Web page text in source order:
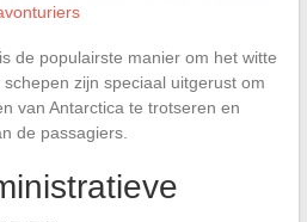
de populairste manier om het witte
zijn speciaal uitgerust om
van Antarctica te trotseren en
de passagiers.